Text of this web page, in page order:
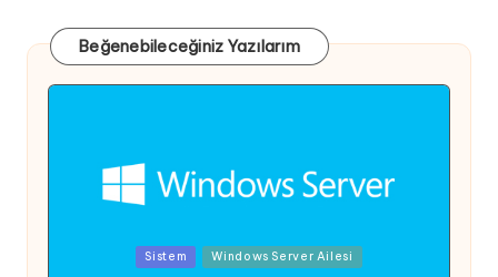
Beğenebileceğiniz Yazılarım
Sistem Windows Server Ailesi